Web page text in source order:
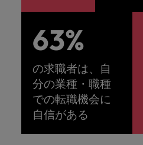
63%
の求職者は、自
分の業種・職種
での転職機会に
自信がある